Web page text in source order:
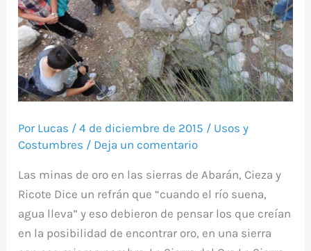
Por Lucas /4 de diciembre de 2015 / Usos y
Costumbres / Deja un comentario
Las minas de oro en las sierras de Abarán, Cieza y
Ricote Dice un refrán que “cuando el río suena,
agua lleva” y eso debieron de pensar los que creían
en la posibilidad de encontrar oro, en una sierra
o
verdad?